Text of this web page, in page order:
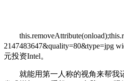
2147483647&quality=80&type=jpg
元投资Intel。
就能用第一人称的视角来帮我记实